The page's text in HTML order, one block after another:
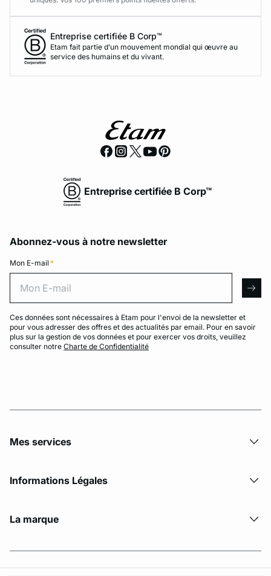
Entreprise certifiée B Corp™
Etam fait partie d’un mouvement mondial qui œuvre au
service des humains et du vivant.
Entreprise certifiée B Corp™
Abonnez-vous à notre newsletter
Mon E-mail *
Ces données sont nécessaires à Etam pour l'envoi de la newsletter et
pour vous adresser des offres et des actualités par email. Pour en savoir
plus sur la gestion de vos données et pour exercer vos droits, veuillez
consulter notre Charte de Confidentialité
Mes services
Informations Légales
La marque